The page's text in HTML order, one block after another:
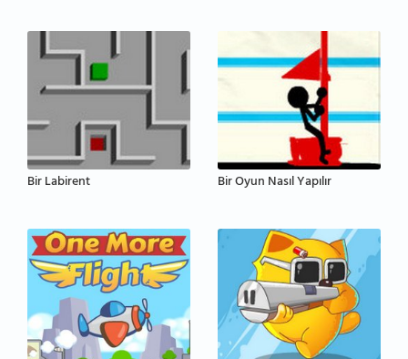
Bir Labirent Bir Oyun Nasıl Yapılır